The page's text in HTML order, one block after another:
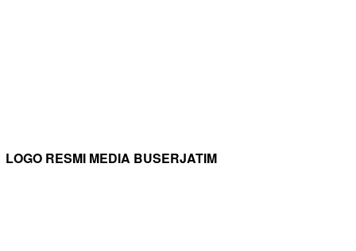
LOGO RESMI MEDIA BUSERJATIM